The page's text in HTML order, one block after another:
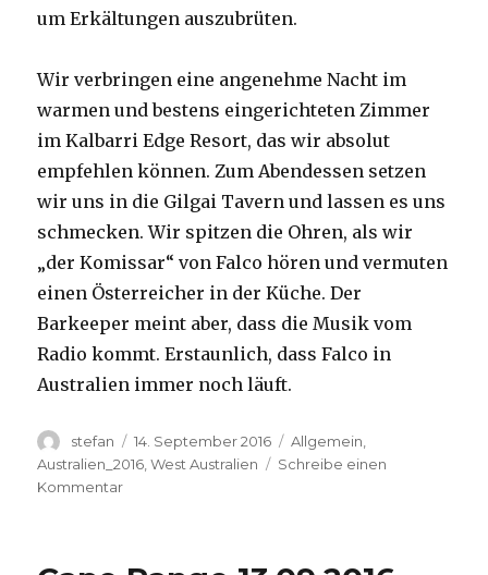
um Erkältungen auszubrüten.
Wir verbringen eine angenehme Nacht im
warmen und bestens eingerichteten Zimmer
im Kalbarri Edge Resort, das wir absolut
empfehlen können. Zum Abendessen setzen
wir uns in die Gilgai Tavern und lassen es uns
schmecken. Wir spitzen die Ohren, als wir
„der Komissar“ von Falco hören und vermuten
einen Österreicher in der Küche. Der
Barkeeper meint aber, dass die Musik vom
Radio kommt. Erstaunlich, dass Falco in
Australien immer noch läuft.
Autor
stefan
Veröffentlicht
am
14. September 2016 Kategorien
Allgemein
Australien_2016 ,West Australien
Schreibe einen
Kommentarzu